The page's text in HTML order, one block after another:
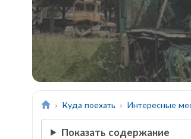
Куда поехать Интересные
Показать содержание